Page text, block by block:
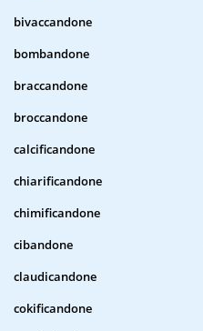
bivaccandone
bombandone
braccandone
broccandone
calcificandone
chiarificandone
chimificandone
cibandone
claudicandone
cokificandone